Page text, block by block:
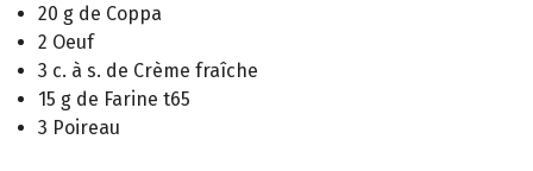
20 g de Coppa
2 Oeuf
3 c. à s. de Crème fraîche
15 g de Farine t65
3 Poireau